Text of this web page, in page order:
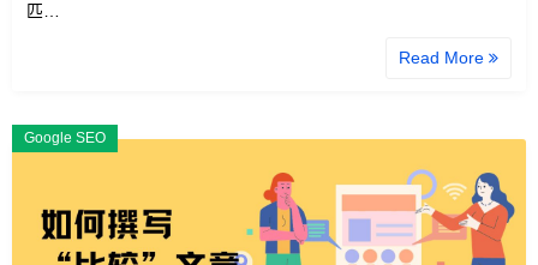
匹…
Read More
Google SEO